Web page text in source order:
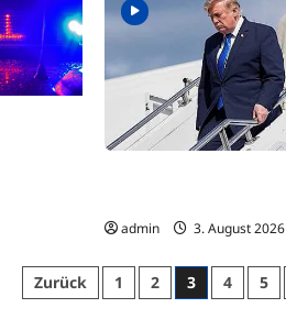
admin
3. August 2026
Seitennummerierung
der
Zurück 1 2 3 4 5